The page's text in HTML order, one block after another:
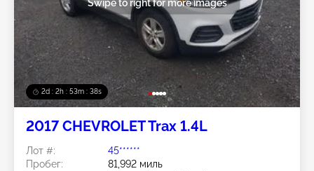
2d : 2h : 53m : 35s
2017 CHEVROLET Trax 1.4L
Лот #:
45******
Пробег:
81,992 миль